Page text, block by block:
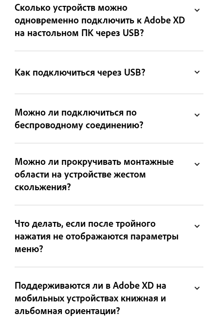
Сколько устройств можно
одновременно подключить к Adobe XD
на настольном ПК через USB?
Как подключиться через USB?
Можно ли подключиться по
беспроводному соединению?
Можно ли прокручивать монтажные
области на устройстве жестом
скольжения?
Что делать, если после тройного
нажатия не отображаются параметры
меню?
Поддерживаются ли в Adobe XD на
мобильных устройствах книжная и
альбомная ориентации?